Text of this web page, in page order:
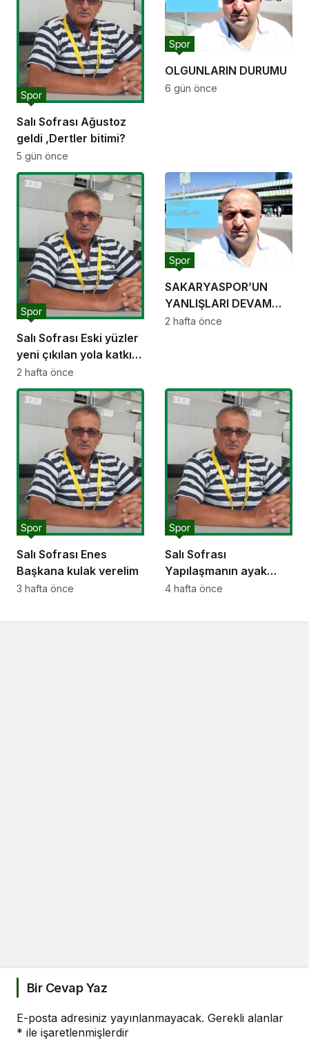
Salı Sofrası Ağustoz
geldi ,Dertler bitimi?
Spor
5 gün önce
OLGUNLARIN DURUMU
Spor
6 gün önce
Salı Sofrası Eski yüzler
yeni çıkılan yola katkı
sunar mı?
Spor
2 hafta önce
SAKARYASPOR’UN
YANLIŞLARI DEVAM
EDİYOR MU?
Spor
2 hafta önce
Salı Sofrası Enes
Başkana kulak verelim
Spor
3 hafta önce
Salı Sofrası
Yapılaşmanın ayak
sesleri
Spor
4 hafta önce
Bir Cevap Yaz
E-posta adresiniz yayınlanmayacak. Gerekli alanlar
* ile işaretlenmişlerdir